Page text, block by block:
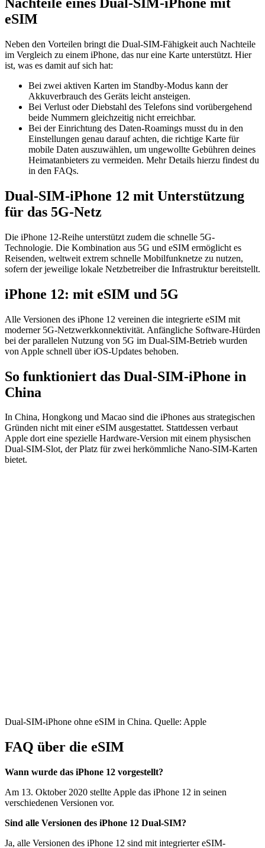
eSIM
Neben den Vorteilen bringt die Dual-SIM-Fähigkeit auch Nachteile
im Vergleich zu einem iPhone, das nur eine Karte unterstützt. Hier
ist, was es damit auf sich hat:
Bei zwei aktiven Karten im Standby-Modus kann der
Akkuverbrauch des Geräts leicht ansteigen.
Bei Verlust oder Diebstahl des Telefons sind vorübergehend
beide Nummern gleichzeitig nicht erreichbar.
Bei der Einrichtung des Daten-Roamings musst du in den
Einstellungen genau darauf achten, die richtige Karte für
mobile Daten auszuwählen, um ungewollte Gebühren deines
Heimatanbieters zu vermeiden. Mehr Details hierzu findest du
in den FAQs.
Dual-SIM-iPhone 12 mit Unterstützung
für das 5G-Netz
Die iPhone 12-Reihe unterstützt zudem die schnelle 5G-
Technologie. Die Kombination aus 5G und eSIM ermöglicht es
Reisenden, weltweit extrem schnelle Mobilfunknetze zu nutzen,
sofern der jeweilige lokale Netzbetreiber die Infrastruktur bereitstellt.
iPhone 12: mit eSIM und 5G
Alle Versionen des iPhone 12 vereinen die integrierte eSIM mit
moderner 5G-Netzwerkkonnektivität. Anfängliche Software-Hürden
bei der parallelen Nutzung von 5G im Dual-SIM-Betrieb wurden
von Apple schnell über iOS-Updates behoben.
So funktioniert das Dual-SIM-iPhone in
China
In China, Hongkong und Macao sind die iPhones aus strategischen
Gründen nicht mit einer eSIM ausgestattet. Stattdessen verbaut
Apple dort eine spezielle Hardware-Version mit einem physischen
Dual-SIM-Slot, der Platz für zwei herkömmliche Nano-SIM-Karten
bietet.
Dual-SIM-iPhone ohne eSIM in China. Quelle: Apple
FAQ über die eSIM
Wann wurde das iPhone 12 vorgestellt?
Am 13. Oktober 2020 stellte Apple das iPhone 12 in seinen
verschiedenen Versionen vor.
Sind alle Versionen des iPhone 12 Dual-SIM?
Ja, alle Versionen des iPhone 12 sind mit integrierter eSIM-